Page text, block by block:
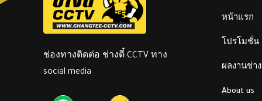
ช่องทางติดต่อ ช่างตี๋ CCTV ทาง
social media
หน้าแรก
โปรโมชั่น
ผลงานช่า
About us